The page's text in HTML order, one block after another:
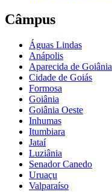
Câmpus
Águas Lindas
Anápolis
Aparecida de Goiânia
Cidade de Goiás
Formosa
Goiânia
Goiânia Oeste
Inhumas
Itumbiara
Jataí
Luziânia
Senador Canedo
Uruaçu
Valparaíso